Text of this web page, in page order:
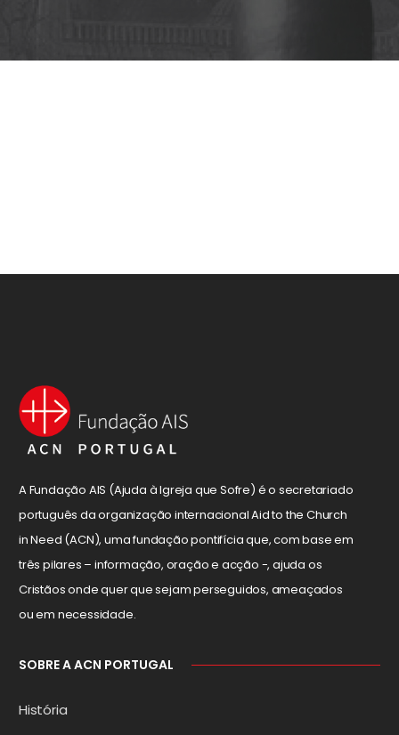
A Fundação AIS (Ajuda à Igreja que Sofre) é o secretariado
português da organização internacional Aid to the Church
in Need (ACN), uma fundação pontifícia que, com base em
três pilares – informação, oração e acção -, ajuda os
Cristãos onde quer que sejam perseguidos, ameaçados
ou em necessidade.
SOBRE A ACN PORTUGAL
História